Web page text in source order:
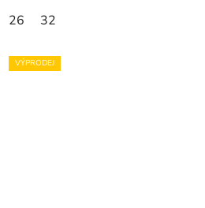
26 32
VÝPRODEJ